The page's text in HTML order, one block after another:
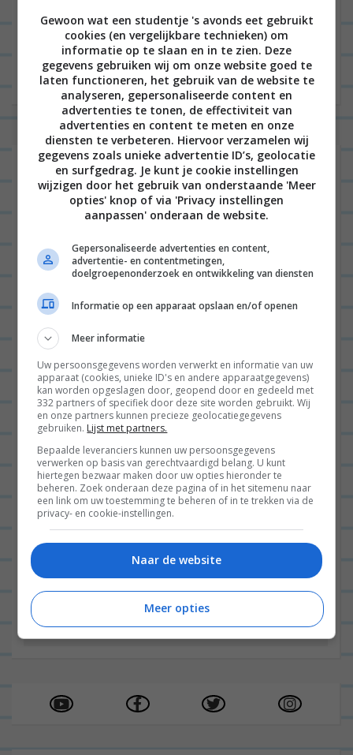
Hoi!
Welkom op mijn blog! Hier inspireer ik al sinds
2011 een heleboel mensen met simpele
avondmaaltjes en schrijf ik wekelijks een
dagboek over mijn leven. Enjoy! x Leonie
Instagram
Gewoon wat een studentje 's avonds eet gebruikt
cookies (en vergelijkbare technieken) om
informatie op te slaan en in te zien. Deze
gegevens gebruiken wij om onze website goed te
laten functioneren, het gebruik van de website te
analyseren, gepersonaliseerde content en
advertenties te tonen, de effectiviteit van
advertenties en content te meten en onze
diensten te verbeteren. Hiervoor verzamelen wij
gegevens zoals unieke advertentie ID’s, geolocatie
en surfgedrag. Je kunt je cookie instellingen
wijzigen door het gebruik van onderstaande 'Meer
opties' knop of via 'Privacy instellingen
aanpassen' onderaan de website.
Gepersonaliseerde advertenties en content,
advertentie- en contentmetingen,
doelgroepenonderzoek en ontwikkeling van diensten
Informatie op een apparaat opslaan en/of openen
Meer informatie
Uw persoonsgegevens worden verwerkt en informatie van uw
apparaat (cookies, unieke ID's en andere apparaatgegevens)
kan worden opgeslagen door, geopend door en gedeeld met
332 partners of specifiek door deze site worden gebruikt. Wij
en onze partners kunnen precieze geolocatiegegevens
gebruiken. Lijst met partners.
Bepaalde leveranciers kunnen uw persoonsgegevens
verwerken op basis van gerechtvaardigd belang. U kunt
hiertegen bezwaar maken door uw opties hieronder te
beheren. Zoek onderaan deze pagina of in het sitemenu naar
een link om uw toestemming te beheren of in te trekken via de
privacy- en cookie-instellingen.
Naar de website
Meer opties